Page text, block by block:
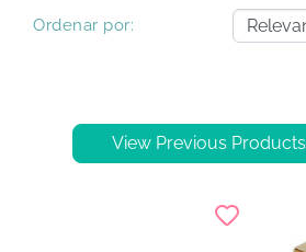
Ordenar por:
View Previous Products